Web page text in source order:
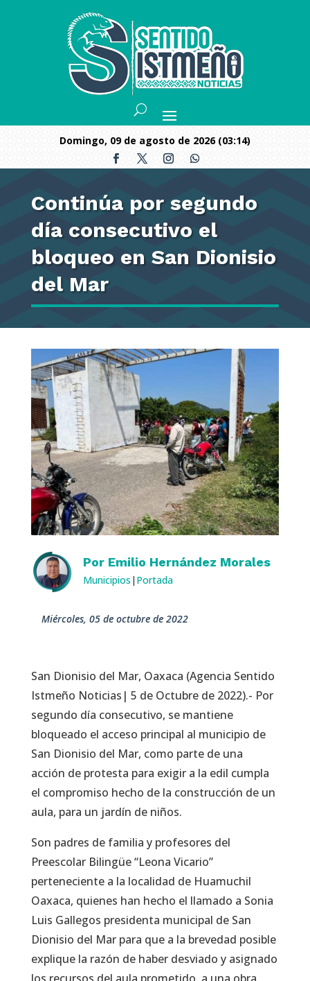
domingo, 09 de agosto de 2026 (03:14)
Continúa por segundo
día consecutivo el
bloqueo en San Dionisio
del Mar
Por Emilio Hernández Morales
Municipios | Portada
miércoles, 05 de octubre de 2022
San Dionisio del Mar, Oaxaca (Agencia Sentido
Istmeño Noticias| 5 de Octubre de 2022).- Por
segundo día consecutivo, se mantiene
bloqueado el acceso principal al municipio de
San Dionisio del Mar, como parte de una
acción de protesta para exigir a la edil cumpla
el compromiso hecho de la construcción de un
aula, para un jardín de niños.
Son padres de familia y profesores del
Preescolar Bilingüe “Leona Vicario”
perteneciente a la localidad de Huamuchil
Oaxaca, quienes han hecho el llamado a Sonia
Luis Gallegos presidenta municipal de San
Dionisio del Mar para que a la brevedad posible
explique la razón de haber desviado y asignado